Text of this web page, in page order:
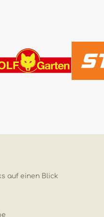
auf einen Blick